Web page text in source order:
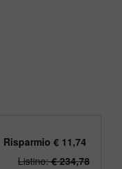
Risparmio € 11,74
Listino:€ 234,78